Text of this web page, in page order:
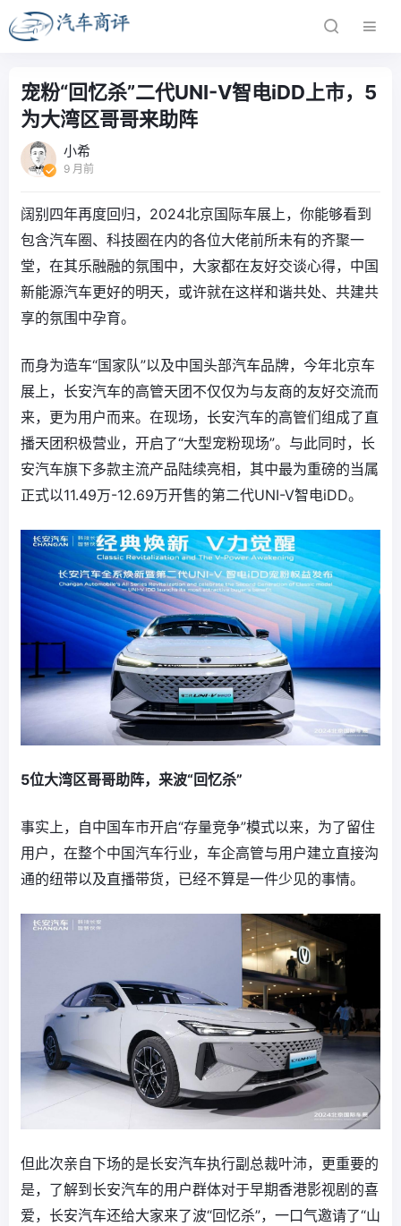
宠粉“回忆杀”二代UNI-V智电iDD上市，5
为大湾区哥哥来助阵
小希
9 月前
阔别四年再度回归，2024北京国际车展上，你能够看到
包含汽车圈、科技圈在内的各位大佬前所未有的齐聚一
堂，在其乐融融的氛围中，大家都在友好交谈心得，中国
新能源汽车更好的明天，或许就在这样和谐共处、共建共
享的氛围中孕育。
而身为造车“国家队”以及中国头部汽车品牌，今年北京车
展上，长安汽车的高管天团不仅仅为与友商的友好交流而
来，更为用户而来。在现场，长安汽车的高管们组成了直
播天团积极营业，开启了“大型宠粉现场”。与此同时，长
安汽车旗下多款主流产品陆续亮相，其中最为重磅的当属
正式以11.49万-12.69万开售的第二代UNI-V智电iDD。
5位大湾区哥哥助阵，来波“回忆杀”
事实上，自中国车市开启“存量竞争”模式以来，为了留住
用户，在整个中国汽车行业，车企高管与用户建立直接沟
通的纽带以及直播带货，已经不算是一件少见的事情。
但此次亲自下场的是长安汽车执行副总裁叶沛，更重要的
是，了解到长安汽车的用户群体对于早期香港影视剧的喜
爱，长安汽车还给大家来了波“回忆杀”，一口气邀请了“山